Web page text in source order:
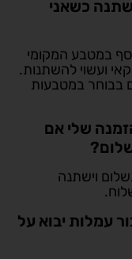
כשאני
$49 ארה"ב. הסף במטבע המקומי
ועשוי להשתנות.
בבוחר במטבעות
שלי אם
וישתנה
עמלות יבוא על